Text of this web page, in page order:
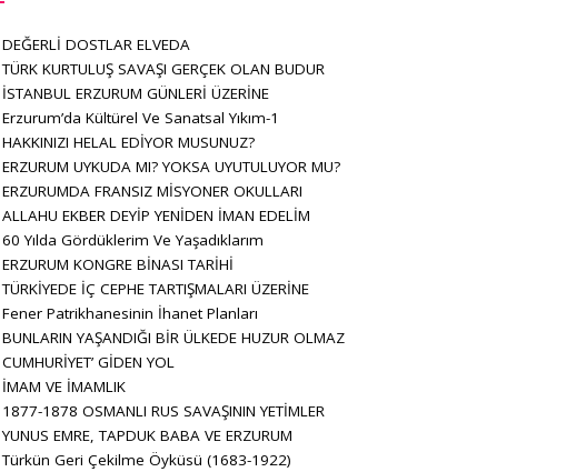
DEĞERLİ DOSTLAR ELVEDA
TÜRK KURTULUŞ SAVAŞI GERÇEK OLAN BUDUR
İSTANBUL ERZURUM GÜNLERİ ÜZERİNE
Erzurum’da Kültürel Ve Sanatsal Yıkım-1
HAKKINIZI HELAL EDİYOR MUSUNUZ?
ERZURUM UYKUDA MI? YOKSA UYUTULUYOR MU?
ERZURUMDA FRANSIZ MİSYONER OKULLARI
ALLAHU EKBER DEYİP YENİDEN İMAN EDELİM
60 Yılda Gördüklerim Ve Yaşadıklarım
ERZURUM KONGRE BİNASI TARİHİ
TÜRKİYEDE İÇ CEPHE TARTIŞMALARI ÜZERİNE
Fener Patrikhanesinin İhanet Planları
BUNLARIN YAŞANDIĞI BİR ÜLKEDE HUZUR OLMAZ
CUMHURİYET’ GİDEN YOL
İMAM VE İMAMLIK
1877-1878 OSMANLI RUS SAVAŞININ YETİMLER
YUNUS EMRE, TAPDUK BABA VE ERZURUM
Türkün Geri Çekilme Öyküsü (1683-1922)